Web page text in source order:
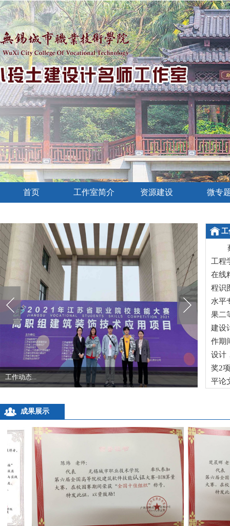
首页 工作室简介 资源建设 微专
工作动态...
工
蔡
工程
在线
程识
水平
果二
建设
作期
设计
奖2
平论
成果展示